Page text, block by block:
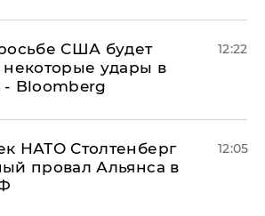
США будет
некоторые удары в
Bloomberg
12:22
НАТО Столтенберг
провал Альянса в
12:05